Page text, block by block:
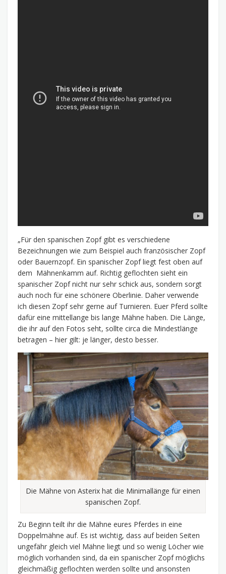
„Für den spanischen Zopf gibt es verschiedene
Bezeichnungen wie zum Beispiel auch französischer Zopf
oder Bauernzopf. Ein spanischer Zopf liegt fest oben auf
dem Mähnenkamm auf. Richtig geflochten sieht ein
spanischer Zopf nicht nur sehr schick aus, sondern sorgt
auch noch für eine schönere Oberlinie. Daher verwende
ich diesen Zopf sehr gerne auf Turnieren. Euer Pferd sollte
dafür eine mittellange bis lange Mähne haben. Die Länge,
die ihr auf den Fotos seht, sollte circa die Mindestlänge
betragen – hier gilt: je länger, desto besser.
Die Mähne von Asterix hat die Minimallänge für einen
spanischen Zopf.
Zu Beginn teilt ihr die Mähne eures Pferdes in eine
Doppelmähne auf. Es ist wichtig, dass auf beiden Seiten
ungefähr gleich viel Mähne liegt und so wenig Löcher wie
möglich vorhanden sind, da ein spanischer Zopf möglichs
gleichmäßig geflochten werden sollte und ansonsten